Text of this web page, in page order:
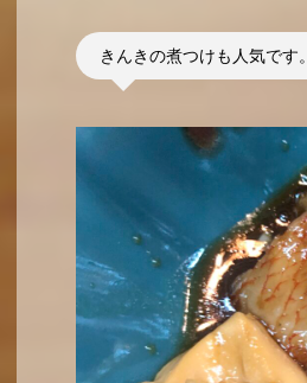
きんきの煮つけも人気です。